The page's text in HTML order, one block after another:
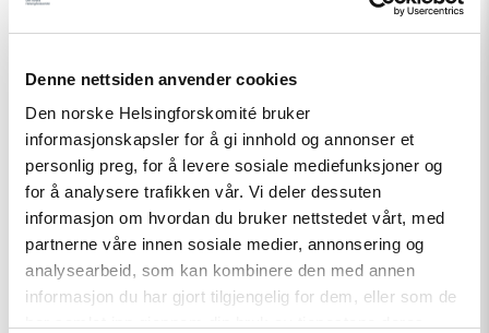
Denne nettsiden anvender cookies
Den norske Helsingforskomité bruker
informasjonskapsler for å gi innhold og annonser et
personlig preg, for å levere sosiale mediefunksjoner og
for å analysere trafikken vår. Vi deler dessuten
informasjon om hvordan du bruker nettstedet vårt, med
partnerne våre innen sosiale medier, annonsering og
analysearbeid, som kan kombinere den med annen
informasjon du har gjort tilgjengelig for dem, eller som de
på